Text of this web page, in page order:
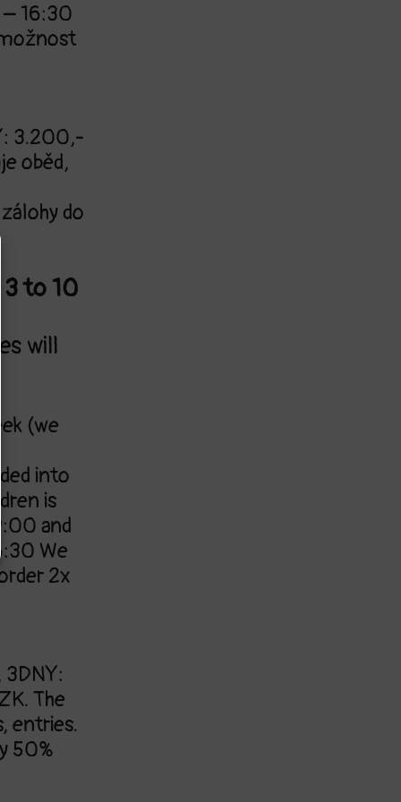
16:30
3.200,-
oběd,
do
3 to 10
will
(we
into
is
and
We
2x
The
entries.
50%